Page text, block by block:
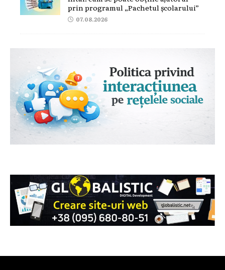
prin programul „Pachetul școlarului”
07.08.2026